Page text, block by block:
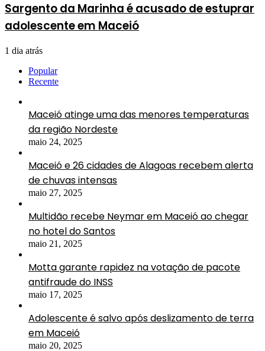
Sargento da Marinha é acusado de estuprar
adolescente em Maceió
1 dia atrás
Popular
Recente
Maceió atinge uma das menores temperaturas
da região Nordeste
maio 24, 2025
Maceió e 26 cidades de Alagoas recebem alerta
de chuvas intensas
maio 27, 2025
Multidão recebe Neymar em Maceió ao chegar
no hotel do Santos
maio 21, 2025
Motta garante rapidez na votação de pacote
antifraude do INSS
maio 17, 2025
Adolescente é salvo após deslizamento de terra
em Maceió
maio 20, 2025